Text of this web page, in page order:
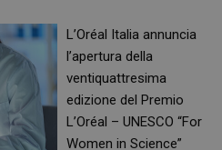
L’Oréal Italia annuncia
l’apertura della
ventiquattresima
edizione del Premio
L’Oréal – UNESCO “For
Women in Science”